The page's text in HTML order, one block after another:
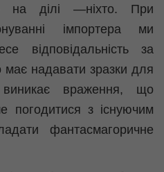
на ділі —ніхто. При
імпортера ми
відповідальність за
має надавати зразки для
враження, що
погодитися з існуючим
фантасмагоричне